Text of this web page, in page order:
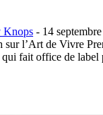
Knops - 14
l’Art de Vivre
qui fait office de label